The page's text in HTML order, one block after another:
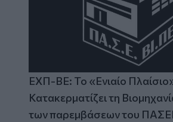
ΕΧΠ-ΒΕ: Το «Ενιαίο
Κατακερματίζει τη
των παρεμβάσεων του